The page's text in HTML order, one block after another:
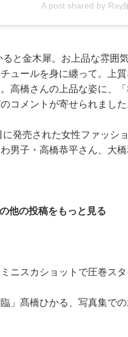
A post shared by Ray
ると金木犀。お上品な雰
ュールを身に纏って。上
高橋さんの上品な姿に、
コメントが寄せられました
発売された女性ファッシ
男子・高橋恭平さん、大
他の投稿をもっと見る
ニスカショットで圧巻ス
」髙橋ひかる、写真集で